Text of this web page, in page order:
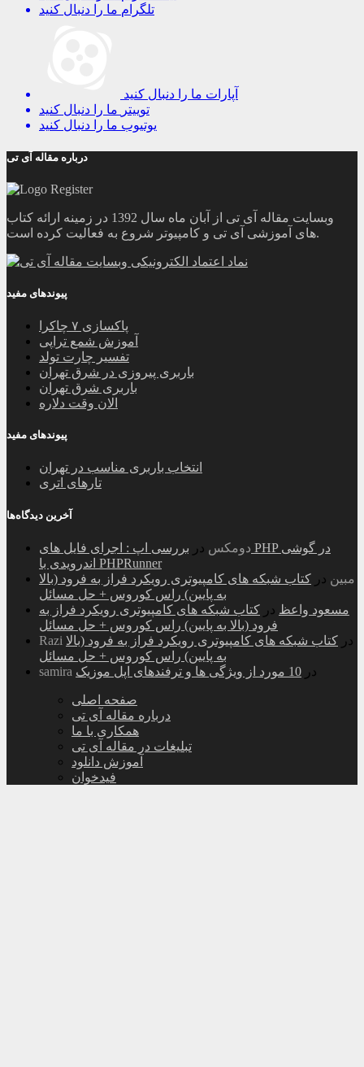
تلگرام ما را دنبال کنید
آپارات ما را دنبال کنید
توییتر ما را دنبال کنید
یوتیوب ما را دنبال کنید
درباره مقاله آی تی
وبسایت مقاله آی تی از آبان ماه سال 1392 در زمینه ارائه کتاب
های آموزشی آی تی و کامپیوتر شروع به فعالیت کرده است.
پیوندهای مفید
پاکسازی ۷ چاکرا
آموزش شمع تراپی
تفسیر چارت تولد
باربری پیروزی در شرق تهران
باربری شرق تهران
الان وقت دلاره
پیوندهای مفید
انتخاب باربری مناسب در تهران
تارهای اتری
آخرین دیدگاه‌ها
دومکس در بررسی اپ : اجرای فایل های PHP در گوشی
اندرویدی با PHPRunner
مبین در کتاب شبکه های کامپیوتری رویکرد فراز به فرود (بالا
به پایین) راس کوروس + حل مسائل
مسعود واعظ در کتاب شبکه های کامپیوتری رویکرد فراز به
فرود (بالا به پایین) راس کوروس + حل مسائل
Razi
در کتاب شبکه های کامپیوتری رویکرد فراز به فرود (بالا
به پایین) راس کوروس + حل مسائل
samira
در 10 مورد از ویژگی ها و ترفندهای اپل موزیک
صفحه اصلی
درباره مقاله آی تی
همکاری با ما
تبلیغات در مقاله آی تی
آموزش دانلود
فیدخوان